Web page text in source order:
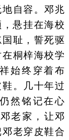
自容。邓兆
悬挂在海校
耻，誓死驱
桐梓海校学
始终穿着布
。几十年过
然铭记在心
老家，让邓
老穿皮鞋合